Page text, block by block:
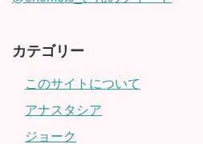
カテゴリー
このサイトについて
アナスタシア
ジョーク